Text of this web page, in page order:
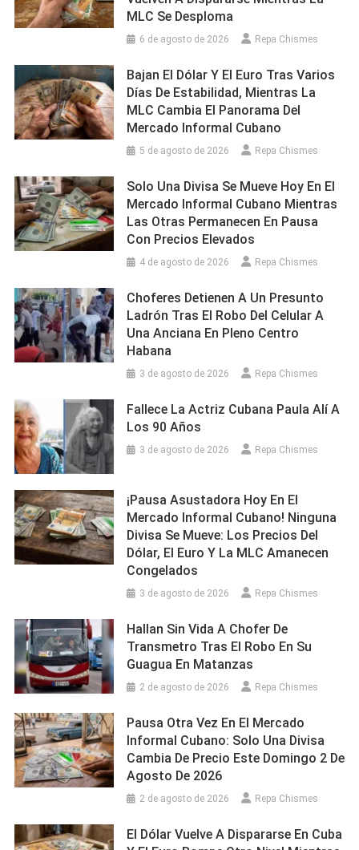
MLC Se Desploma
6 de agosto de 2026 Repa Chismes
Bajan El Dólar Y El Euro Tras Varios
Días De Estabilidad, Mientras La
MLC Cambia El Panorama Del
Mercado Informal Cubano
5 de agosto de 2026 Repa Chismes
Solo Una Divisa Se Mueve Hoy En El
Mercado Informal Cubano Mientras
Las Otras Permanecen En Pausa
Con Precios Elevados
4 de agosto de 2026 Repa Chismes
Choferes Detienen A Un Presunto
Ladrón Tras El Robo Del Celular A
Una Anciana En Pleno Centro
Habana
3 de agosto de 2026 Repa Chismes
Fallece La Actriz Cubana Paula Alí A
Los 90 Años
3 de agosto de 2026 Repa Chismes
¡Pausa Asustadora Hoy En El
Mercado Informal Cubano! Ninguna
Divisa Se Mueve: Los Precios Del
Dólar, El Euro Y La MLC Amanecen
Congelados
3 de agosto de 2026 Repa Chismes
Hallan Sin Vida A Chofer De
Transmetro Tras El Robo En Su
Guagua En Matanzas
2 de agosto de 2026 Repa Chismes
Pausa Otra Vez En El Mercado
Informal Cubano: Solo Una Divisa
Cambia De Precio Este Domingo 2 De
Agosto De 2026
2 de agosto de 2026 Repa Chismes
El Dólar Vuelve A Dispararse En Cuba